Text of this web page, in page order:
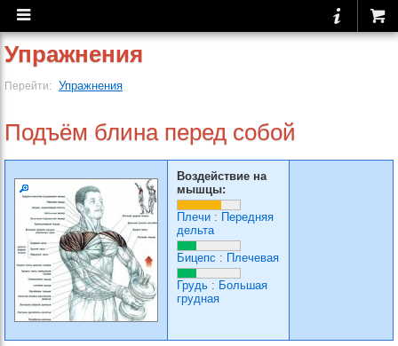
Упражнения
Перейти: Упражнения
Подъём блина перед собой
Воздействие на
мышцы:
Плечи : Передняя
дельта
Бицепс : Плечевая
Грудь : Большая
грудная